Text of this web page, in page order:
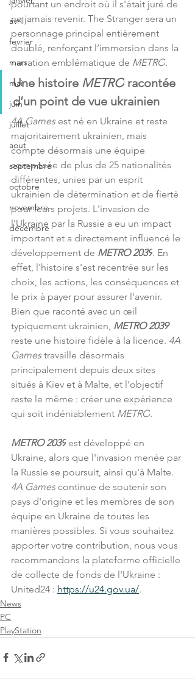
avril
fevrier
mars
mai
juin
juillet
aout
septembre
octobre
novembre
décembre
pourtant un endroit où il s'était juré de
ne jamais revenir. The Stranger sera un
personnage principal entièrement
doublé, renforçant l’immersion dans la
narration emblématique de METRO.
Une histoire METRO racontée
d’un point de vue ukrainien
4A Games est né en Ukraine et reste
majoritairement ukrainien, mais
compte désormais une équipe
composée de plus de 25 nationalités
différentes, unies par un esprit
ukrainien de détermination et de fierté
pour leurs projets. L'invasion de
l'Ukraine par la Russie a eu un impact
important et a directement influencé le
développement de METRO 2039. En
effet, l'histoire s'est recentrée sur les
choix, les actions, les conséquences et
le prix à payer pour assurer l'avenir.
Bien que raconté avec un œil
typiquement ukrainien, METRO 2039
reste une histoire fidèle à la licence. 4A
Games travaille désormais
principalement depuis deux sites
situés à Kiev et à Malte, et l’objectif
reste le même : créer une expérience
qui soit indéniablement METRO.
METRO 2039 est développé en
Ukraine, alors que l'invasion menée par
la Russie se poursuit, ainsi qu'à Malte.
4A Games continue de soutenir son
pays d'origine et les membres de son
équipe en Ukraine de toutes les
manières possibles. Si vous souhaitez
apporter votre contribution, nous vous
recommandons la plateforme officielle
de collecte de fonds de l'Ukraine :
United24 : https://u24.gov.ua/.
News
PC
PlayStation